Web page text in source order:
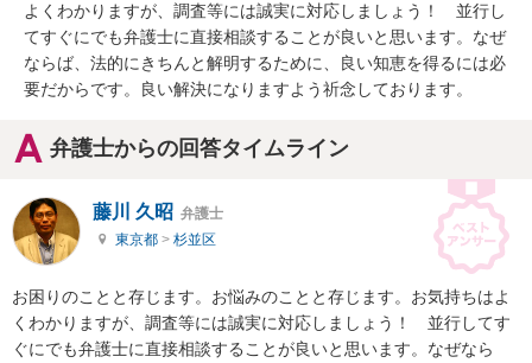
よくわかりますが、調査等には誠実に対応しましょう！　並行し
てすぐにでも弁護士に直接相談することが良いと思います。なぜ
ならば、法的にきちんと解明するために、良い知恵を得るには必
要だからです。良い解決になりますよう祈念しております。
弁護士からの回答タイムライン
藤川 久昭 弁護士
東京都 > 杉並区
お困りのことと存じます。お悩みのことと存じます。お気持ちはよ
くわかりますが、調査等には誠実に対応しましょう！　並行してす
ぐにでも弁護士に直接相談することが良いと思います。なぜなら